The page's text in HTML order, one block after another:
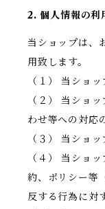
2. 個人情報の利
当ショップは、
用致します。
（１） 当ショ
（２） 当ショ
わせ等への対応
（３） 当ショ
（４） 当ショ
約、ポリシー等
反する行為に対